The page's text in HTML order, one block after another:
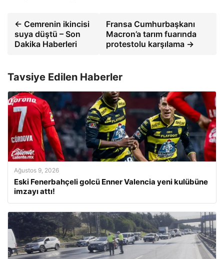
← Cemrenin ikincisi
suya düştü – Son
Dakika Haberleri
Fransa Cumhurbaşkanı
Macron’a tarım fuarında
protestolu karşılama →
Tavsiye Edilen Haberler
Ağustos 9, 2026
Eski Fenerbahçeli golcü Enner Valencia yeni kulübüne
imzayı attı!